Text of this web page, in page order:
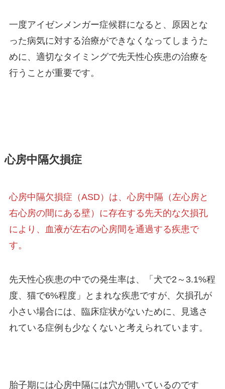
一度アイゼンメンガー症候群になると、原因とな
った病気に対する治療ができなくなってしまうた
めに、適切なタイミングで先天性心疾患の治療を
行うことが重要です。
心房中隔欠損症
心房中隔欠損症（ASD）は、心房中隔（左心房と
右心房の間にある壁）に存在する先天的な欠損孔
により、血液が左右の心房間を通過する疾患で
す。
先天性心疾患の中での発生率は、「犬で2～3.1%程
度、猫で6%程度」とまれな疾患ですが、欠損孔が
小さい場合には、臨床症状がないために、見逃さ
れている症例も少なくないと考えられています。
胎子期には心房中隔には穴が開いているのです